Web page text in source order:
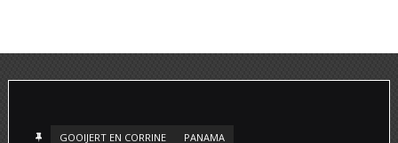
GOOIJERT EN CORRINE PANAMA